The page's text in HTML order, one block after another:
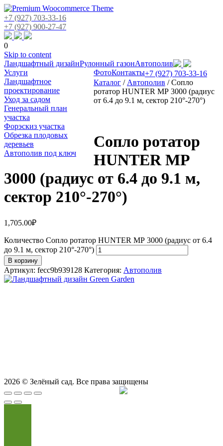
+7 (927) 703-33-16
+7 (927) 900-27-47
0
Skip to content
Ландшафтный дизайнРулонный газонАвтополив
Услуги
Ландшафтное
проектирование
Уход за садом
Генеральный план
участка
Форэскиз участка
Обрезка плодовых
деревьев
Автополив под ключ
ФотоКонтакты+7 (927) 703-33-16
Каталог / Автополив /Сопло
ротатор HUNTER МР 3000 (радиус
от 6.4 до 9.1 м, сектор 210°-270°)
Сопло ротатор
HUNTER МР
3000 (радиус от 6.4 до 9.1 м,
сектор 210°-270°)
1,705.00₽
Количество Сопло ротатор HUNTER МР 3000 (радиус от 6.4
до 9.1 м, сектор 210°-270°)
В корзину
Артикул: fecc9b939128 Категория: Автополив
2026 © Зелёный сад. Все права защищены